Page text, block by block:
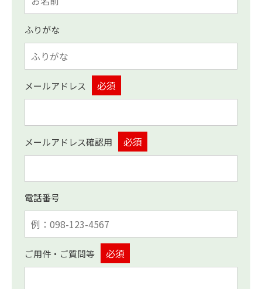
ふりがな
メールアドレス
メールアドレス確認用
電話番号
ご用件・ご質問等